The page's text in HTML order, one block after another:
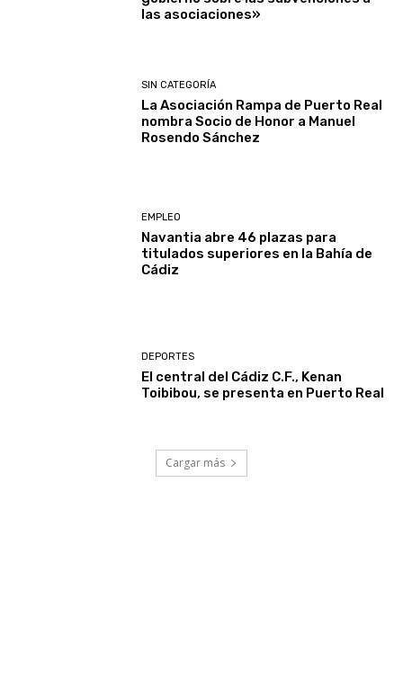
las asociaciones»
SIN CATEGORÍA
La Asociación Rampa de Puerto Real
nombra Socio de Honor a Manuel
Rosendo Sánchez
EMPLEO
Navantia abre 46 plazas para
titulados superiores en la Bahía de
Cádiz
DEPORTES
El central del Cádiz C.F., Kenan
Toibibou, se presenta en Puerto Real
Cargar más